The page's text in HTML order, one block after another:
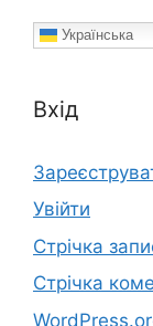
Українська
Вхід
Увійти
Стрічка
Стрічка